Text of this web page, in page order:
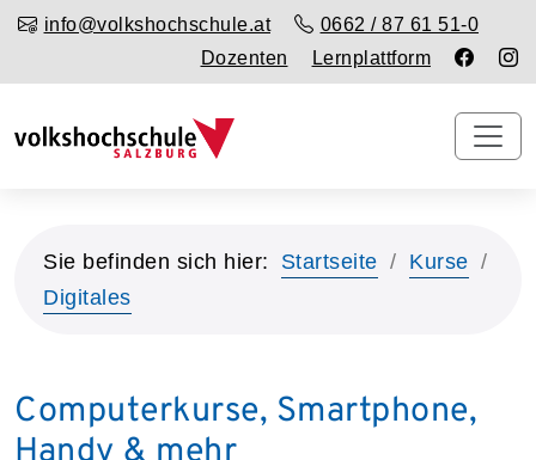
info@volkshochschule.at
0662 / 87 61 51-0
Dozenten
Lernplattform
Sie befinden sich hier: Startseite
Kurse
Digitales
Computerkurse, Smartphone,